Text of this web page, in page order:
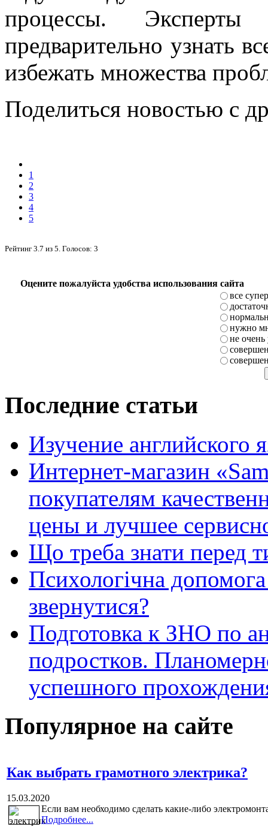
процессы. Эксперты
предварительно узнать
избежать множества
Поделиться новостью с
1
2
3
4
5
Рейтинг 3.7 из 5 . Голосов: 3
Оцените пожалуйста удобства использования сайта
все супер
нужно
не очень
Последние статьи
Изучение английского
Интернет-магазин
покупателям
цены и лучшее
Що треба знати перед
Психологічна
звернутися?
Подготовка к ЗНО по
подростков.
успешного
Популярное на сайте
Как выбрать грамотного электрика?
15.03.2020
Если вам необходимо сделать какие-либо
Подробнее...